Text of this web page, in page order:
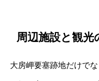
周辺施設と観
大房岬要塞跡地だけで